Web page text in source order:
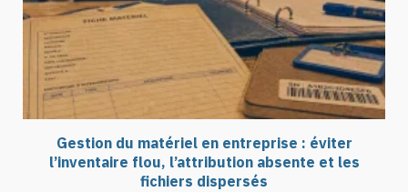
Gestion du matériel en entreprise : éviter
l’inventaire flou, l’attribution absente et les
fichiers dispersés